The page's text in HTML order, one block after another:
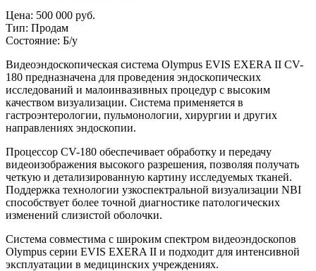
Цена: 500 000 руб.
Тип: Продам
Состояние: Б/у
Видеоэндоскопическая система Olympus EVIS EXERA II CV-
180 предназначена для проведения эндоскопических
исследований и малоинвазивных процедур с высоким
качеством визуализации. Система применяется в
гастроэнтерологии, пульмонологии, хирургии и других
направлениях эндоскопии.
Процессор CV-180 обеспечивает обработку и передачу
видеоизображения высокого разрешения, позволяя получать
четкую и детализированную картину исследуемых тканей.
Поддержка технологии узкоспектральной визуализации NBI
способствует более точной диагностике патологических
изменений слизистой оболочки.
Система совместима с широким спектром видеоэндоскопов
Olympus серии EVIS EXERA II и подходит для интенсивной
эксплуатации в медицинских учреждениях.